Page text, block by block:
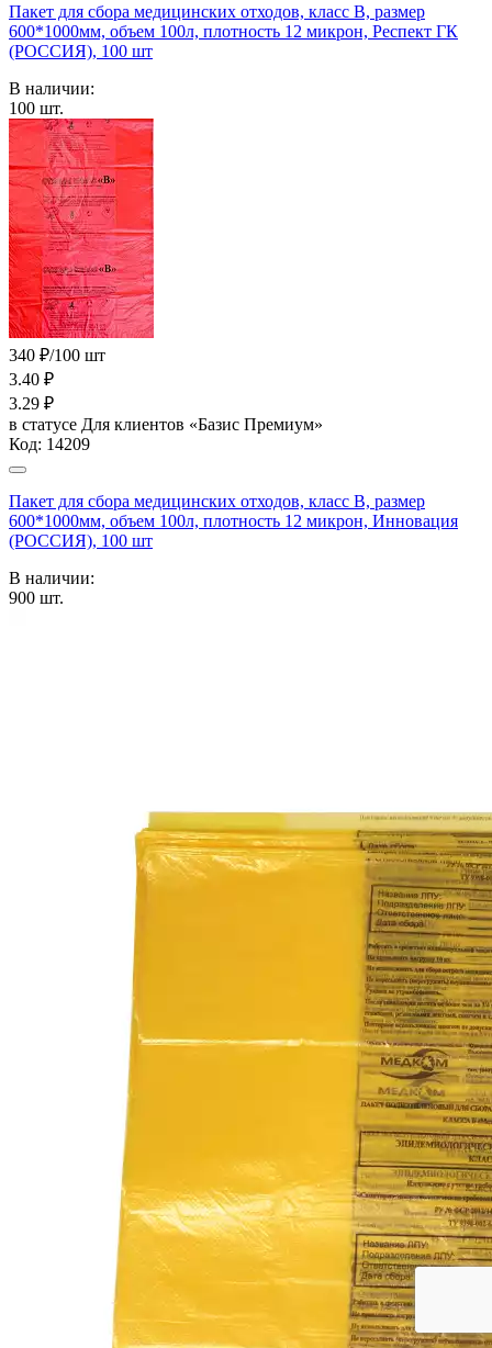
Пакет для сбора медицинских отходов, класс В, размер
600*1000мм, объем 100л, плотность 12 микрон, Респект ГК
(РОССИЯ), 100 шт
В наличии:
100 шт.
340 ₽/100 шт
3.40 ₽
3.29 ₽
в статусе Для клиентов «Базис Премиум»
Код: 14209
Пакет для сбора медицинских отходов, класс В, размер
600*1000мм, объем 100л, плотность 12 микрон, Инновация
(РОССИЯ), 100 шт
В наличии:
900 шт.